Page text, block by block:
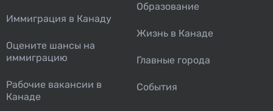
Иммиграция в Канаду
Оцените шансы на
иммиграцию
Рабочие вакансии в
Канаде
Образование
Жизнь в Канаде
Главные города
События